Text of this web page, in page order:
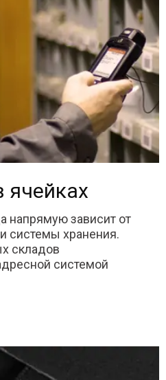
ячейках
напрямую зависит от
системы хранения.
складов
системой